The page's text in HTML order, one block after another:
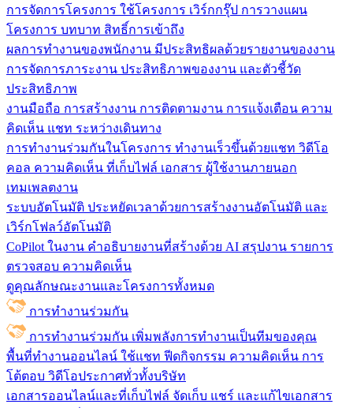
การจัดการโครงการ ใช้โครงการ เวิร์กกรุ๊ป การวางแผน
โครงการ บทบาท สิทธิ์การเข้าถึง
ผลการทำงานของพนักงาน มีประสิทธิผลด้วยรายงานของงาน
การจัดการภาระงาน ประสิทธิภาพของงาน และตัวชี้วัด
ประสิทธิภาพ
งานมือถือ การสร้างงาน การติดตามงาน การแจ้งเตือน ความ
คิดเห็น แชท ระหว่างเดินทาง
การทำงานร่วมกันในโครงการ ทํางานเร็วขึ้นด้วยแชท วิดีโอ
คอล ความคิดเห็น ที่เก็บไฟล์ เอกสาร ผู้ใช้งานภายนอก
เทมเพลตงาน
ระบบอัตโนมัติ ประหยัดเวลาด้วยการสร้างงานอัตโนมัติ และ
เวิร์กโฟลว์อัตโนมัติ
CoPilot ในงาน คำอธิบายงานที่สร้างด้วย AI สรุปงาน รายการ
ตรวจสอบ ความคิดเห็น
ดูคุณลักษณะงานและโครงการทั้งหมด
การทำงานร่วมกัน
การทำงานร่วมกัน เพิ่มพลังการทำงานเป็นทีมของคุณ
พื้นที่ทำงานออนไลน์ ใช้แชท ฟีดกิจกรรม ความคิดเห็น การ
โต้ตอบ วิดีโอประกาศทั่วทั้งบริษัท
เอกสารออนไลน์และที่เก็บไฟล์ จัดเก็บ แชร์ และแก้ไขเอกสาร